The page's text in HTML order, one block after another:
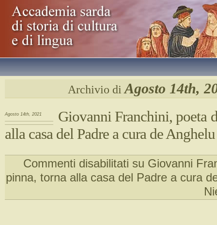
Archivio diAgosto 14th,
Agosto 14th, 2021
Giovanni Franchini, poeta
alla casa del Padre a cura de
Commenti disabilitati su Giovanni
pinna, torna alla casa del Padre a cura